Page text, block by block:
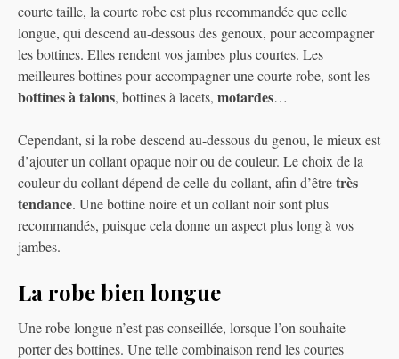
courte taille, la courte robe est plus recommandée que celle
longue, qui descend au-dessous des genoux, pour accompagner
les bottines. Elles rendent vos jambes plus courtes. Les
meilleures bottines pour accompagner une courte robe, sont les
bottines à talons, bottines à lacets, motardes…
Cependant, si la robe descend au-dessous du genou, le mieux est
d’ajouter un collant opaque noir ou de couleur. Le choix de la
couleur du collant dépend de celle du collant, afin d’êtretrès
tendance. Une bottine noire et un collant noir sont plus
recommandés, puisque cela donne un aspect plus long à vos
jambes.
La robe bien longue
Une robe longue n’est pas conseillée, lorsque l’on souhaite
porter des bottines. Une telle combinaison rend les courtes